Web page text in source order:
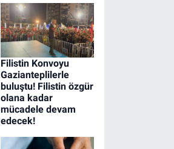
Filistin Konvoyu
Gazianteplilerle
buluştu! Filistin özgür
olana kadar
mücadele devam
edecek!